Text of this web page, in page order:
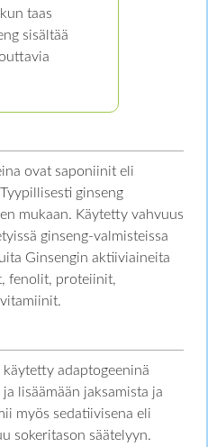
taas
sisältää
ovat saponiinit eli
ginseng
mukaan. Käytetty vahvuus
ginseng-valmisteissa
Ginsengin aktiiviaineita
fenolit, proteiinit,
adaptogeeninä
lisäämään jaksamista ja
myös sedatiivisena eli
sokeritason säätelyyn.